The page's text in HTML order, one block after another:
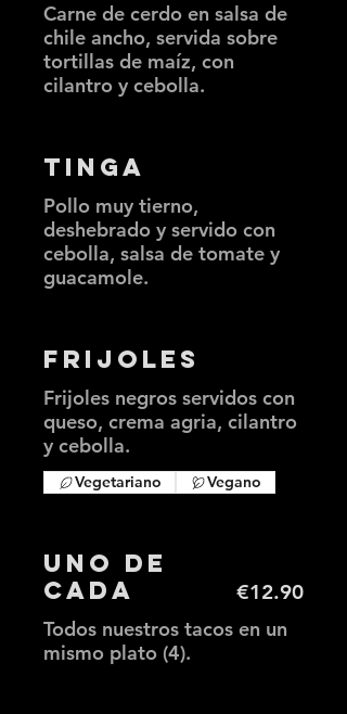
Carne de cerdo en salsa de
chile ancho, servida sobre
tortillas de maíz, con
cilantro y cebolla.
Tinga
Pollo muy tierno,
deshebrado y servido con
cebolla, salsa de tomate y
guacamole.
Frijoles
Frijoles negros servidos con
queso, crema agria, cilantro
y cebolla.
Vegetariano Vegano
Uno de
cada
Todos nuestros tacos en un
€12.90